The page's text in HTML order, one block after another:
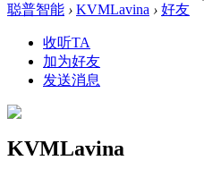
聪普智能 › KVMLavina › 好友
收听TA
加为好友
发送消息
KVMLavina